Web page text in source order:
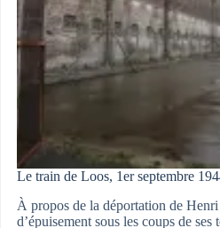
Le train de Loos, 1er septembre
À propos de la déportation de
d’épuisement sous les coups de